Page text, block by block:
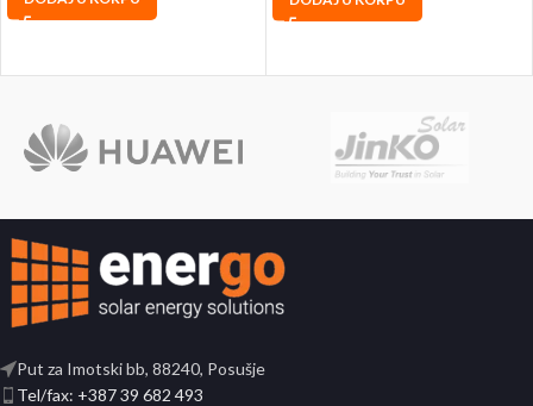
Put za Imotski bb, 88240, Posušje
Tel/fax: +387 39 682 493